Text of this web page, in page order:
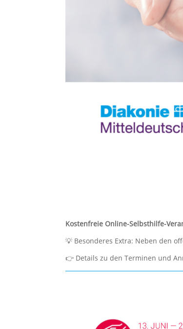
Kostenfreie Online-Selbsthilfe-
💡 Besonderes Extra: Neben den
👉 Details zu den Terminen und